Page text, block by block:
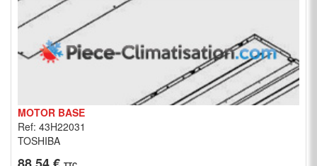
MOTOR BASE
Ref: 43H22031
TOSHIBA